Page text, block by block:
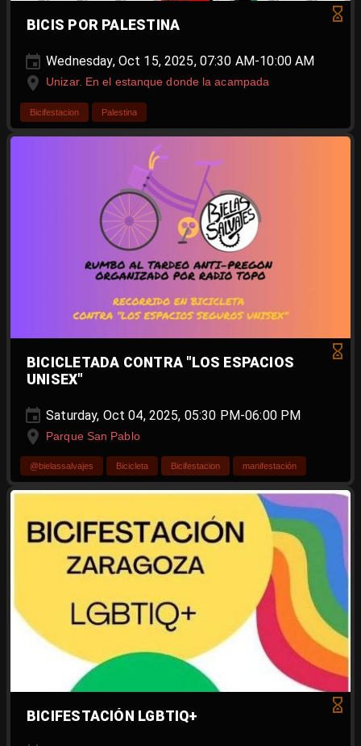
BICIS POR PALESTINA
Wednesday, Oct 15, 2025, 07:30 AM-10:00 AM
Unizar. En el estanque donde la acampada
Bicifestacion Palestina
BICICLETADA CONTRA "LOS ESPACIOS
UNISEX"
Saturday, Oct 04, 2025, 05:30 PM-06:00 PM
Parque San Pablo
@bielassalvajes Bicicleta Bicifestacion manifestación
BICIFESTACIÓN LGBTIQ+